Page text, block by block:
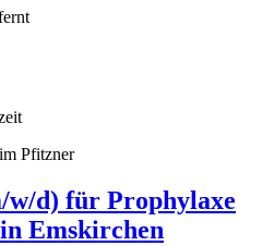
Pfitzner
w/d) für Prophylaxe
Emskirchen